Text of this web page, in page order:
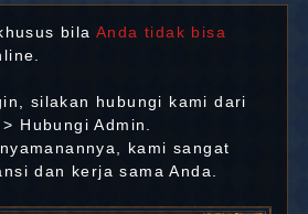
bila Anda tidak bisa
silakan hubungi kami dari
Hubungi Admin.
kami sangat
dan kerja sama Anda.